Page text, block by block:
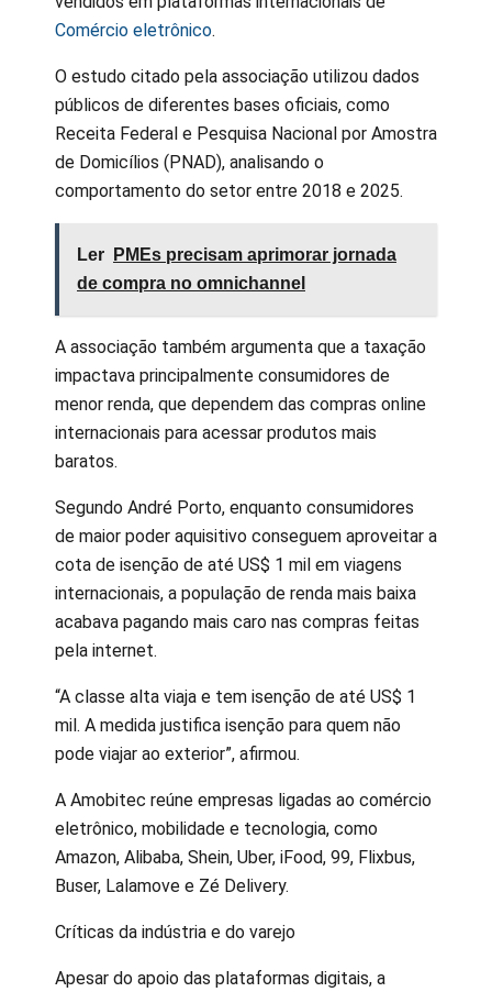
Comércio eletrônico.
O estudo citado pela associação utilizou dados
públicos de diferentes bases oficiais, como
Receita Federal e Pesquisa Nacional por Amostra
de Domicílios (PNAD), analisando o
comportamento do setor entre 2018 e 2025.
Ler
PMEs precisam aprimorar jornada
de compra no omnichannel
A associação também argumenta que a taxação
impactava principalmente consumidores de
menor renda, que dependem das compras online
internacionais para acessar produtos mais
baratos.
Segundo André Porto, enquanto consumidores
de maior poder aquisitivo conseguem aproveitar a
cota de isenção de até US$ 1 mil em viagens
internacionais, a população de renda mais baixa
acabava pagando mais caro nas compras feitas
pela internet.
“A classe alta viaja e tem isenção de até US$ 1
mil. A medida justifica isenção para quem não
pode viajar ao exterior”, afirmou.
A Amobitec reúne empresas ligadas ao comércio
eletrônico, mobilidade e tecnologia, como
Amazon, Alibaba, Shein, Uber, iFood, 99, Flixbus,
Buser, Lalamove e Zé Delivery.
Críticas da indústria e do varejo
Apesar do apoio das plataformas digitais, a